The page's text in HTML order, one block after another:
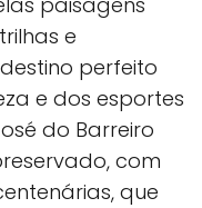
e
perfeito
e dos esportes
do Barreiro
com
que